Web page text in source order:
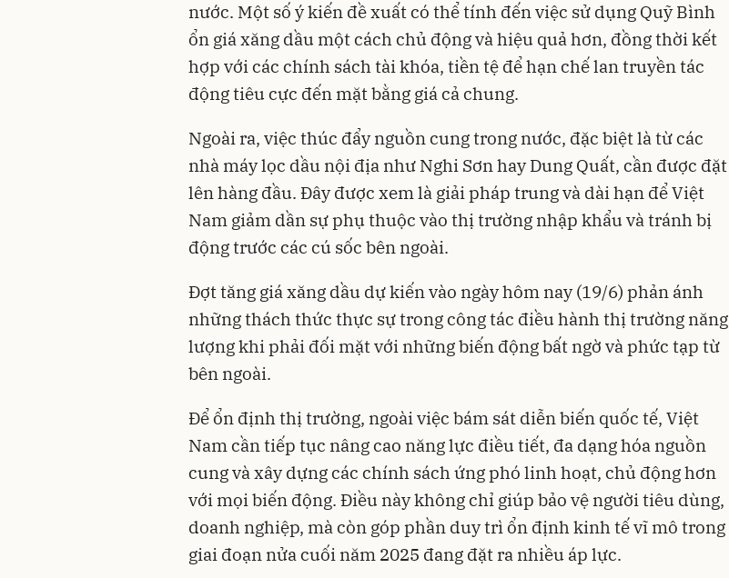
nước. Một số ý kiến đề xuất có thể tính đến việc sử dụng Quỹ Bình
ổn giá xăng dầu một cách chủ động và hiệu quả hơn, đồng thời kết
hợp với các chính sách tài khóa, tiền tệ để hạn chế lan truyền tác
động tiêu cực đến mặt bằng giá cả chung.
Ngoài ra, việc thúc đẩy nguồn cung trong nước, đặc biệt là từ các
nhà máy lọc dầu nội địa như Nghi Sơn hay Dung Quất, cần được đặt
lên hàng đầu. Đây được xem là giải pháp trung và dài hạn để Việt
Nam giảm dần sự phụ thuộc vào thị trường nhập khẩu và tránh bị
động trước các cú sốc bên ngoài.
Đợt tăng giá xăng dầu dự kiến vào ngày hôm nay (19/6) phản ánh
những thách thức thực sự trong công tác điều hành thị trường năng
lượng khi phải đối mặt với những biến động bất ngờ và phức tạp từ
bên ngoài.
Để ổn định thị trường, ngoài việc bám sát diễn biến quốc tế, Việt
Nam cần tiếp tục nâng cao năng lực điều tiết, đa dạng hóa nguồn
cung và xây dựng các chính sách ứng phó linh hoạt, chủ động hơn
với mọi biến động. Điều này không chỉ giúp bảo vệ người tiêu dùng,
doanh nghiệp, mà còn góp phần duy trì ổn định kinh tế vĩ mô trong
giai đoạn nửa cuối năm 2025 đang đặt ra nhiều áp lực.